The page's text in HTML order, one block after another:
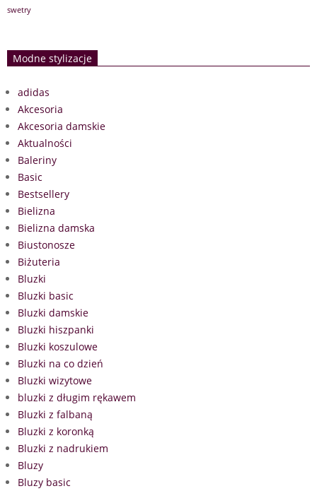
swetry
Modne stylizacje
adidas
Akcesoria
Akcesoria damskie
Aktualności
Baleriny
Basic
Bestsellery
Bielizna
Bielizna damska
Biustonosze
Biżuteria
Bluzki
Bluzki basic
Bluzki damskie
Bluzki hiszpanki
Bluzki koszulowe
Bluzki na co dzień
Bluzki wizytowe
bluzki z długim rękawem
Bluzki z falbaną
Bluzki z koronką
Bluzki z nadrukiem
Bluzy
Bluzy basic